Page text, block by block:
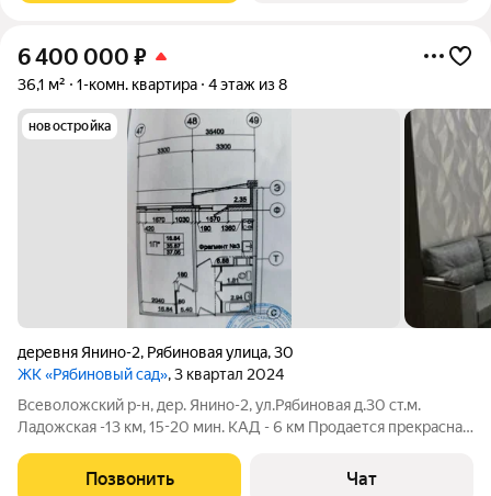
6 400 000 ₽
36,1 м² 1-комн. квартира 4 этаж из 8
новостройка
деревня Янино-2, Рябиновая улица,30
ЖК «Рябиновый сад», 3 квартал 2024
Всеволожский р-н, дер. Янино-2, ул.Рябиновая д.30 ст.м.
Ладожская -13 км, 15-20 мин. КАД - 6 км Продается прекрасная
"Рябиновый сад", дом 2024 года постройки. Комната - 16,84
Позвонить Чат